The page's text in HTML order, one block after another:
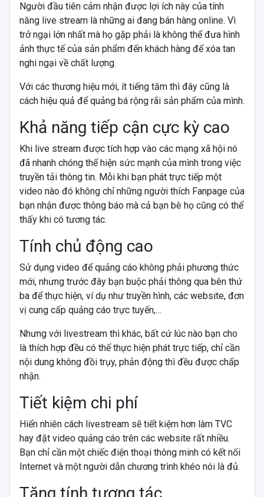
Người đầu tiên cảm nhận được lợi ích này của tính
năng live stream là những ai đang bán hàng online. Vì
trở ngại lớn nhất mà họ gặp phải là không thể đưa hình
ảnh thực tế của sản phẩm đến khách hàng để xóa tan
nghi ngại về chất lượng.
Với các thương hiệu mới, ít tiếng tăm thì đây cũng là
cách hiệu quả để quảng bá rộng rãi sản phẩm của mình.
Khả năng tiếp cận cực kỳ cao
Khi live stream được tích hợp vào các mạng xã hội nó
đã nhanh chóng thể hiện sức mạnh của mình trong việc
truyền tải thông tin. Mỗi khi bạn phát trực tiếp một
video nào đó không chỉ những người thích Fanpage của
bạn nhận được thông báo mà cả bạn bè họ cũng có thể
thấy khi có tương tác.
Tính chủ động cao
Sử dụng video để quảng cáo không phải phương thức
mới, nhưng trước đây bạn buộc phải thông qua bên thứ
ba để thực hiện, ví dụ như truyền hình, các website, đơn
vị cung cấp quảng cáo trực tuyến,…
Nhưng với livestream thì khác, bất cứ lúc nào bạn cho
là thích hợp đều có thể thực hiện phát trực tiếp, chỉ cần
nội dung không đồi trụy, phản động thì đều được chấp
nhận.
Tiết kiệm chi phí
Hiển nhiên cách livestream sẽ tiết kiệm hơn làm TVC
hay đặt video quảng cáo trên các website rất nhiều.
Bạn chỉ cần một chiếc điện thoại thông minh có kết nối
Internet và một người dẫn chương trình khéo nói là đủ.